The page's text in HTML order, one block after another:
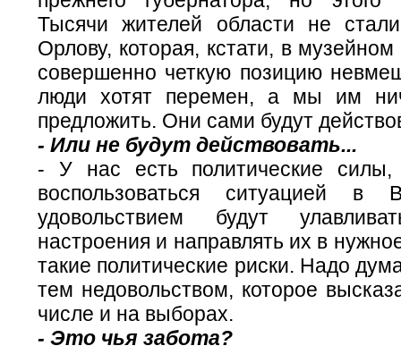
Тысячи жителей области не
Орлову, которая, кстати, в
совершенно четкую позицию
люди хотят перемен, а мы им
предложить. Они сами будут
- Или не будут действовать...
- У нас есть политические силы,
воспользоваться ситуацией
удовольствием будут
настроения и направлять их в
такие политические риски. Надо
тем недовольством, которое
числе и на выборах.
- Это чья забота?